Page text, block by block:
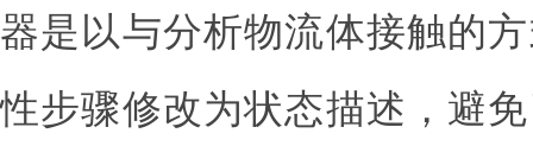
器是以与分析物流体接触的
性步骤修改为状态描述，避